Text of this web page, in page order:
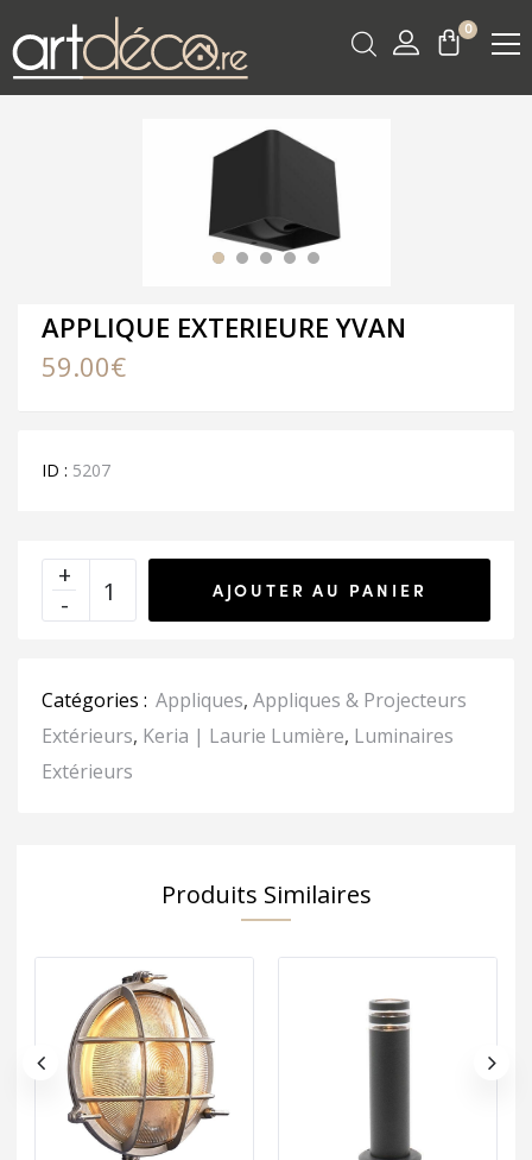
0
APPLIQUE EXTERIEURE YVAN
59.00€
ID : 5207
AJOUTER AU PANIER
Catégories : Appliques, Appliques & Projecteurs
Extérieurs, Keria | Laurie Lumière, Luminaires
Extérieurs
Produits Similaires